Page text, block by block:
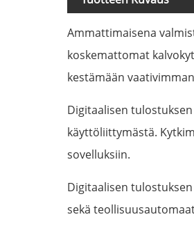
Ammattimaisena
koskemattomat
kestämään
Digitaalisen
käyttöliittymästä.
sovelluksiin.
Digitaalisen
sekä